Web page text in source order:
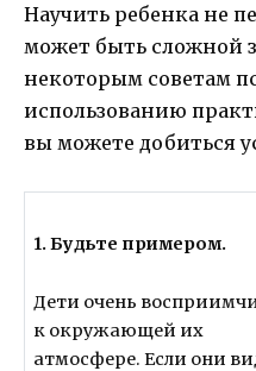
Научить ребенка не
может быть сложной
некоторым советам
использованию
вы можете добиться
1. Будьте примером.
Дети очень
к окружающей их
атмосфере. Если они